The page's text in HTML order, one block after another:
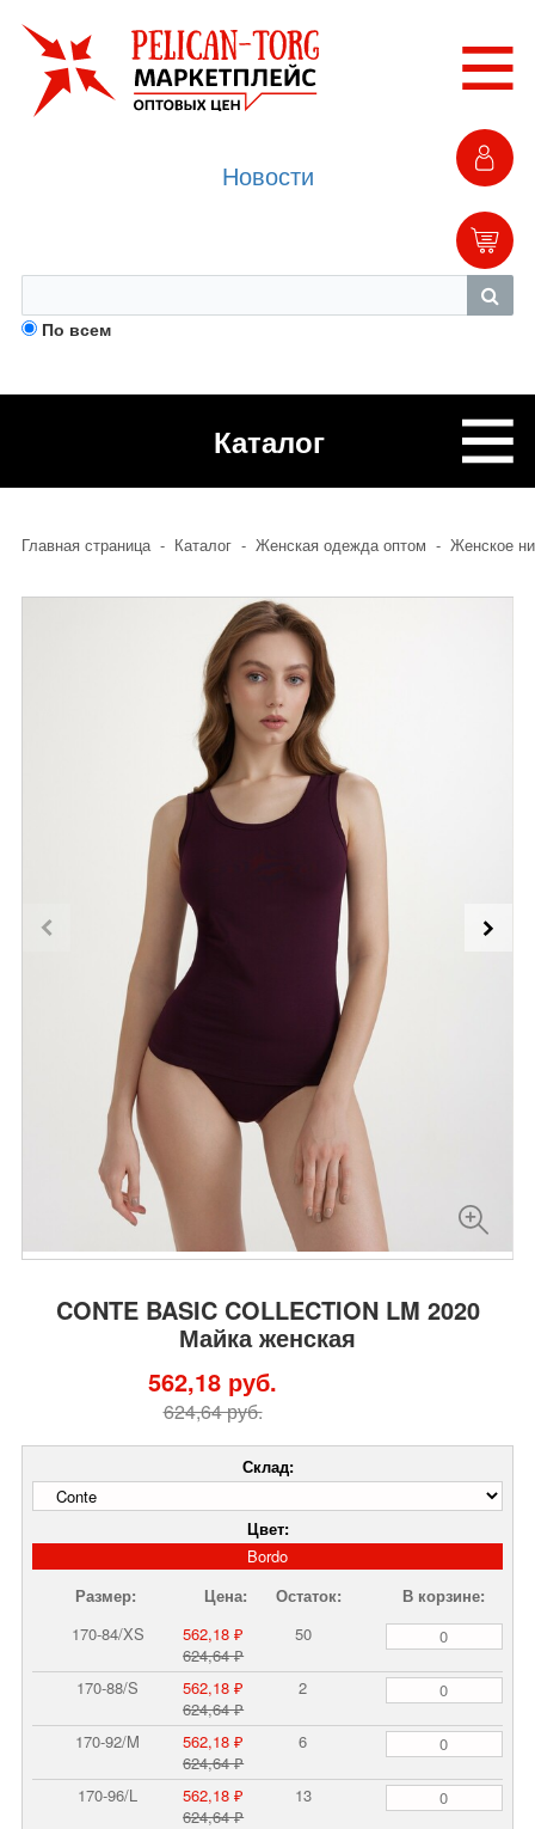
По всем
Новости
Каталог
Главная страница - Каталог - Женская одежда оптом - Женское
CONTE BASIC COLLECTION LM 2020
Майка женская
624,64 руб.
562,18 руб.
Склад:
Цвет:
Bordo
Размер:
Цена: Остаток:
В корзине:
170-84/XS
624,64 ₽
562,18 ₽ 50
170-88/S
624,64 ₽
562,18 ₽ 2
170-92/M
624,64 ₽
562,18 ₽ 6
170-96/L
624,64 ₽
562,18 ₽ 13